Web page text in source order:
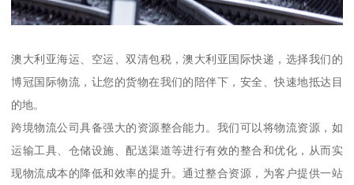
澳大利亚海运、空运、双清包税，澳大利亚国际快递，选择我们的
博冠国际物流，让您的货物在我们的陪伴下，安全、快速地抵达目
的地。
跨境物流公司具备强大的资源整合能力。我们可以将物流资源，如
运输工具、仓储设施、配送渠道等进行有效的整合和优化，从而实
现物流成本的降低和效率的提升。通过整合资源，为客户提供一站